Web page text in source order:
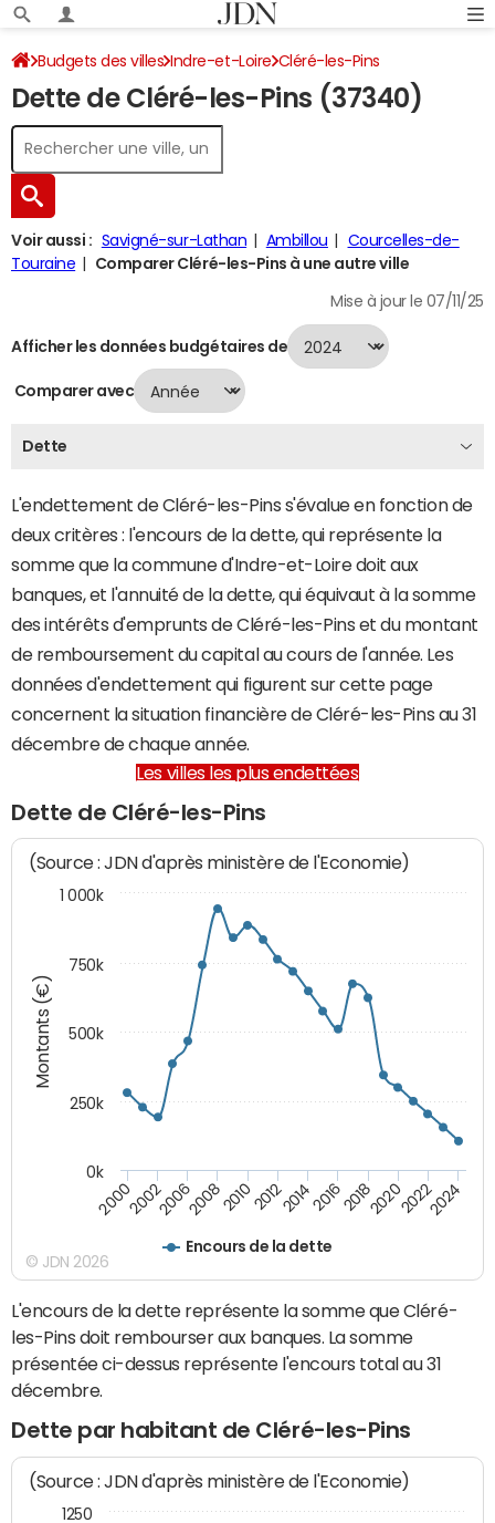
Budgets des villes Indre-et-Loire Cléré-les-Pins
Dette au 31/12/2024
Dette de Cléré-les-Pins (37340)
Voir aussi : Savigné-sur-Lathan Ambillou
Courcelles-de-
Touraine
Comparer Cléré-les-Pins à une autre ville
Mise à jour le 07/11/25
Afficher les données budgétaires de
Comparer avec
Dette
L'endettement de Cléré-les-Pins s'évalue en fonction de
deux critères : l'encours de la dette, qui représente la
somme que la commune d'Indre-et-Loire doit aux
banques, et l'annuité de la dette, qui équivaut à la somme
des intérêts d'emprunts de Cléré-les-Pins et du montant
de remboursement du capital au cours de l'année. Les
données d'endettement qui figurent sur cette page
concernent la situation financière de Cléré-les-Pins au 31
décembre de chaque année.
Les villes les plus endettées
Dette de Cléré-les-Pins
Montants (€)
(Source : JDN d'après ministère de l'Economie)
Encours de la dette
200020022006200820102012201420162018202020222024
0k
250k
500k
750k
1 000k
© JDN 2026
L'encours de la dette représente la somme que Cléré-
les-Pins doit rembourser aux banques. La somme
présentée ci-dessus représente l'encours total au 31
décembre.
Dette par habitant de Cléré-les-Pins
(Source : JDN d'après ministère de l'Economie)
1250